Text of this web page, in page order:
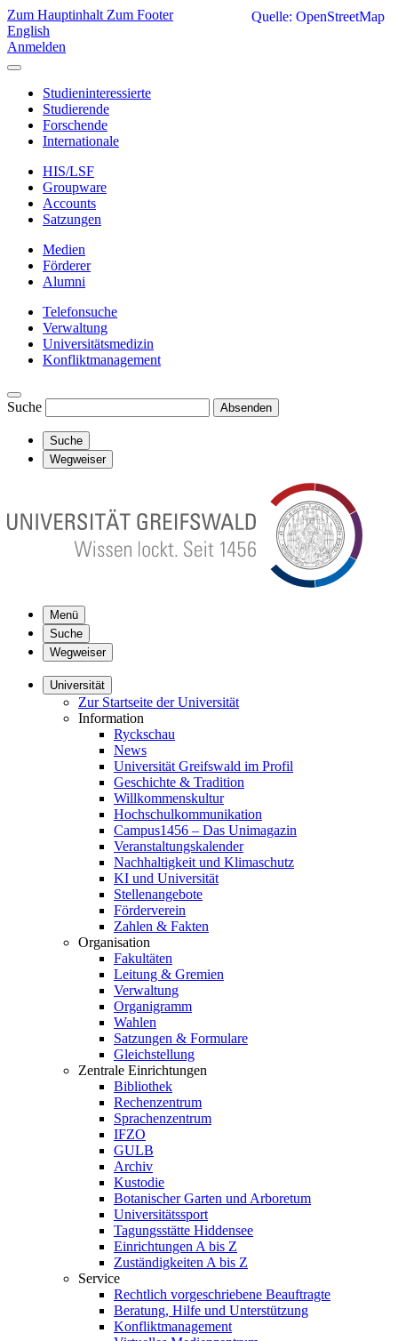
Zum Hauptinhalt Zum Footer
English
Anmelden
Studieninteressierte
Studierende
Forschende
Internationale
HIS/LSF
Groupware
Accounts
Satzungen
Medien
Förderer
Alumni
Telefonsuche
Verwaltung
Universitätsmedizin
Konfliktmanagement
Suche Absenden
Suche
Wegweiser
Menü
Suche
Wegweiser
Universität
Zur Startseite der Universität
Information
Ryckschau
News
Universität Greifswald im Profil
Geschichte & Tradition
Willkommenskultur
Hochschulkommunikation
Campus1456 – Das Unimagazin
Veranstaltungskalender
Nachhaltigkeit und Klimaschutz
KI und Universität
Stellenangebote
Förderverein
Zahlen & Fakten
Organisation
Fakultäten
Leitung & Gremien
Verwaltung
Organigramm
Wahlen
Satzungen & Formulare
Gleichstellung
Zentrale Einrichtungen
Bibliothek
Rechenzentrum
Sprachenzentrum
IFZO
GULB
Archiv
Kustodie
Botanischer Garten und Arboretum
Universitätssport
Tagungsstätte Hiddensee
Einrichtungen A bis Z
Zuständigkeiten A bis Z
Service
Rechtlich vorgeschriebene Beauftragte
Beratung, Hilfe und Unterstützung
Konfliktmanagement
Quelle: OpenStreetMap